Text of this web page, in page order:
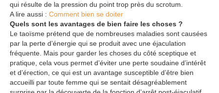
qui résulte de la pression du point trop près du scrotum.
A lire aussi : Comment bien se doiter
Quels sont les avantages de bien faire les choses ?
Le taoïsme prétend que de nombreuses maladies sont causées
par la perte d’énergie qui se produit avec une éjaculation
fréquente. Mais pour garder les choses du côté sceptique et
pratique, cela vous permet d’éviter une perte soudaine d’intérêt
et d’érection, ce qui est un avantage susceptible d’être bien
accueilli par toute femme qui se sentait désagréablement